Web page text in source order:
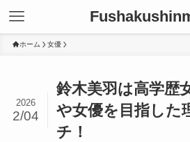
ホーム 女優
鈴木美羽は高学歴
や女優を目指した
チ！
2026
2/04